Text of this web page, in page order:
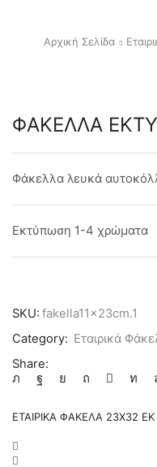
Αρχική Σελίδα
ΦΑΚΕΛΛΑ
Φάκελλα λευκά
Εκτύπωση 1-4 χρώματα
SKU: fakella11x23cm.1
Category: Εταιρικά
Share:
ΕΤΑΙΡΙΚΑ ΦΑΚΕΛΑ 23Χ32 ΕΚ